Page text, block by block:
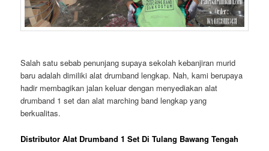
Salah satu sebab penunjang supaya sekolah kebanjiran murid
baru adalah dimiliki alat drumband lengkap. Nah, kami berupaya
hadir membagikan jalan keluar dengan menyediakan alat
drumband 1 set dan alat marching band lengkap yang
berkualitas.
Distributor Alat Drumband 1 Set Di Tulang Bawang Tengah